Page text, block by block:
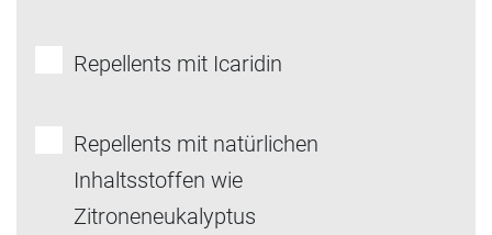
Repellents mit Icaridin
Repellents mit natürlichen
Inhaltsstoffen wie
Zitroneneukalyptus